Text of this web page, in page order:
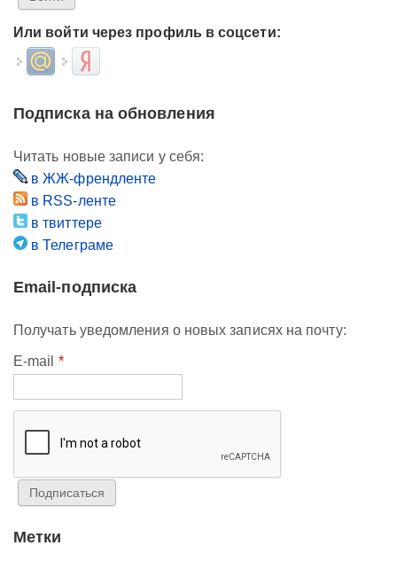
Или войти через профиль в соцсети:
Login with Mail.ruLogin with Яндекс
Подписка на обновления
Читать новые записи у себя:
в ЖЖ-френдленте
в RSS-ленте
в твиттере
в Телеграме
Email-подписка
Получать уведомления о новых записях на почту:
E-mail *
Метки